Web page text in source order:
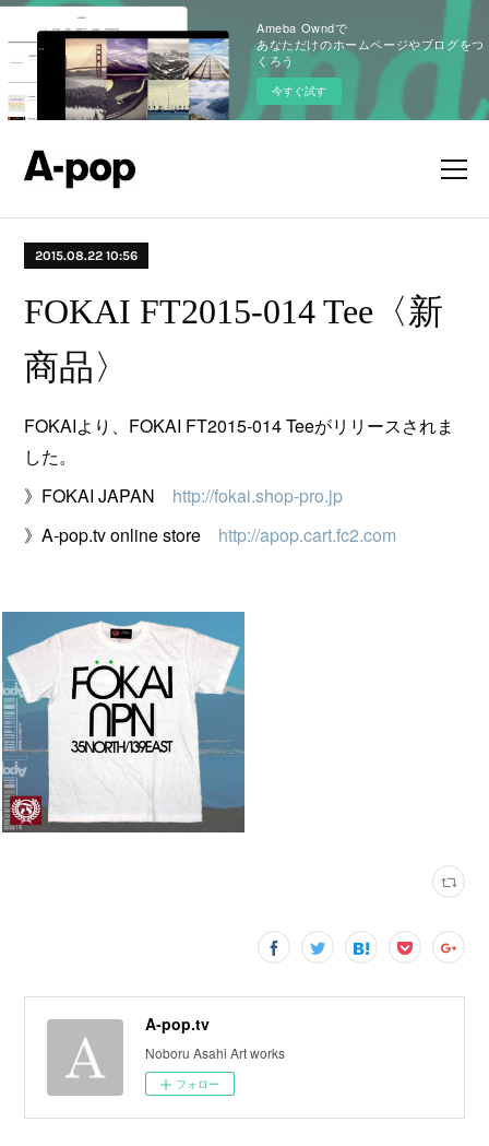
Ameba Owndで
あなただけのホームページやブログをつ
くろう
今すぐ試す
2015.08.22 10:56
FOKAI FT2015-014 Tee〈新
商品〉
FOKAIより、FOKAI FT2015-014 Teeがリリースされま
した。
》FOKAI JAPAN http://fokai.shop-pro.jp
》A-pop.tv online store http://apop.cart.fc2.com
A-pop.tv
Noboru Asahi Art works
フォロー